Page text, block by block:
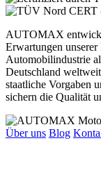
AUTOMAX
Erwartungen
Automobilindustrie
Deutschland
staatliche Vorgaben
sichern die Qualität
Über uns Blog